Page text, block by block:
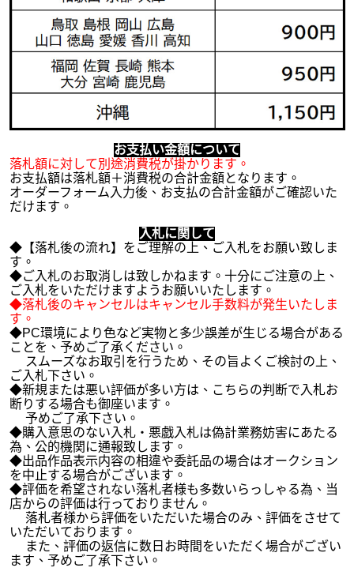
お支払い金額について
落札額に対して別途消費税が掛かります。
お支払額は落札額＋消費税の合計金額となります。
オーダーフォーム入力後、お支払の合計金額がご確認いた
だけます。
入札に関して
◆【落札後の流れ】をご理解の上、ご入札をお願い致しま
す。
◆ご入札のお取消しは致しかねます。十分にご注意の上、
ご入札をいただけますようお願いいたします。
◆落札後のキャンセルはキャンセル手数料が発生いたしま
す。
◆PC環境により色など実物と多少誤差が生じる場合がある
ことを、予めご了承ください。
スムーズなお取引を行うため、その旨よくご検討の上、
ご入札下さい。
◆新規または悪い評価が多い方は、こちらの判断で入札お
断りする場合も御座います。
予めご了承下さい。
◆購入意思のない入札・悪戯入札は偽計業務妨害にあたる
為、公的機関に通報致します。
◆出品作品表示内容の相違や委託品の場合はオークション
を中止する場合がございます。
◆評価を希望されない落札者様も多数いらっしゃる為、当
店からの評価は行っておりません。
落札者様から評価をいただいた場合のみ、評価をさせて
いただいております。
また、評価の返信に数日お時間をいただく場合がござい
ます、予めご了承下さい。